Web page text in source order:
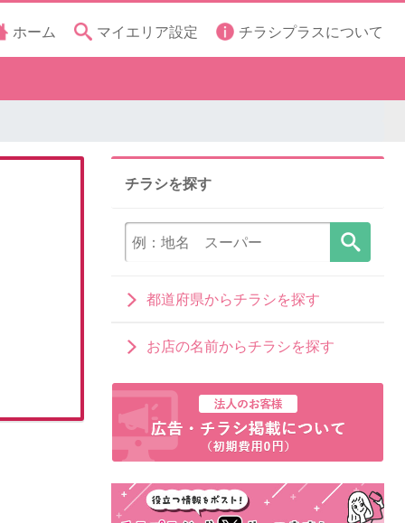
ホーム マイエリア設定 チラシプラスについて
チラシを探す
都道府県からチラシを探す
お店の名前からチラシを探す